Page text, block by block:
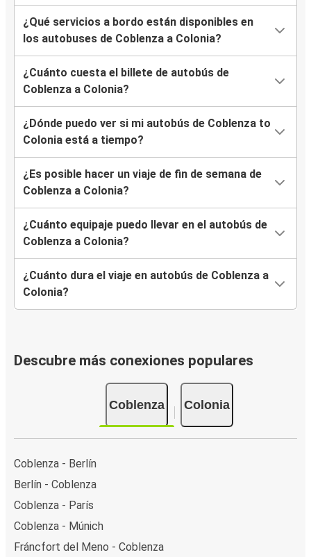
¿Qué servicios a bordo están disponibles en
los autobuses de Coblenza a Colonia?
¿Cuánto cuesta el billete de autobús de
Coblenza a Colonia?
¿Dónde puedo ver si mi autobús de Coblenza to
Colonia está a tiempo?
¿Es posible hacer un viaje de fin de semana de
Coblenza a Colonia?
¿Cuánto equipaje puedo llevar en el autobús de
Coblenza a Colonia?
¿Cuánto dura el viaje en autobús de Coblenza a
Colonia?
Descubre más conexiones populares
Coblenza Colonia
Coblenza - Berlín
Berlín - Coblenza
Coblenza - París
Coblenza - Múnich
Fráncfort del Meno - Coblenza